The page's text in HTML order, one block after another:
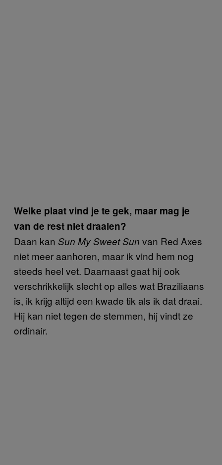
Welke plaat vind je te gek, maar mag je
van de rest niet draaien?
Daan kan Sun My Sweet Sun van Red Axes
niet meer aanhoren, maar ik vind hem nog
steeds heel vet. Daarnaast gaat hij ook
verschrikkelijk slecht op alles wat Braziliaans
is, ik krijg altijd een kwade tik als ik dat draai.
Hij kan niet tegen de stemmen, hij vindt ze
ordinair.